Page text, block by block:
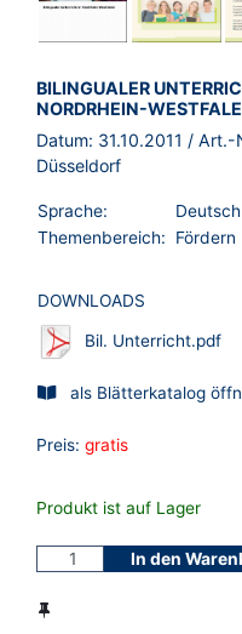
BROSCHÜRE:
BILINGUALER
NORDRHEIN-
Datum: 31.10.2011 / Art.-
Düsseldorf
Sprache:
Deutsch
Themenbereich:
Fördern
DOWNLOADS
Bil. Unterricht.pdf
als Blätterkatalog
Preis: gratis
Produkt ist auf Lager
In den